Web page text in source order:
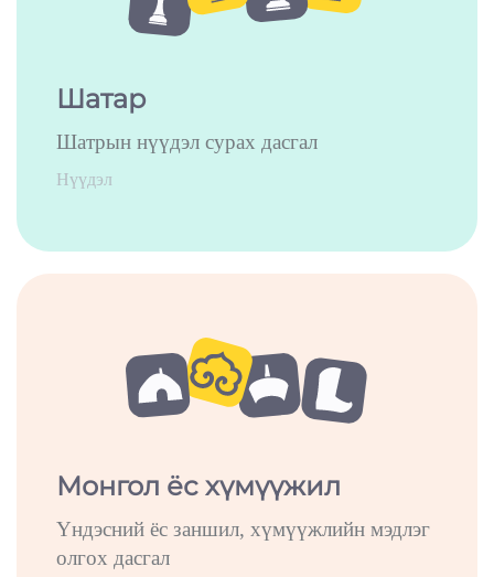
Шатар
Шатрын нүүдэл сурах дасгал
Нүүдэл
Монгол ёс хүмүүжил
Үндэсний ёс заншил, хүмүүжлийн мэдлэг
олгох дасгал